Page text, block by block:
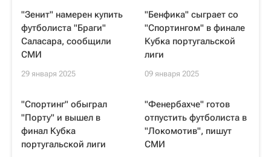
"Зенит" намерен купить
футболиста "Браги"
Саласара, сообщили
СМИ
29 января 2025
"Бенфика" сыграет со
"Спортингом" в финале
Кубка португальской
лиги
09 января 2025
"Спортинг" обыграл
"Порту" и вышел в
финал Кубка
португальской лиги
"Фенербахче" готов
отпустить футболиста в
"Локомотив", пишут
СМИ